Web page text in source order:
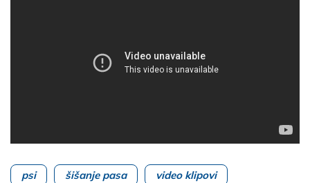
psi šišanje pasa video klipovi